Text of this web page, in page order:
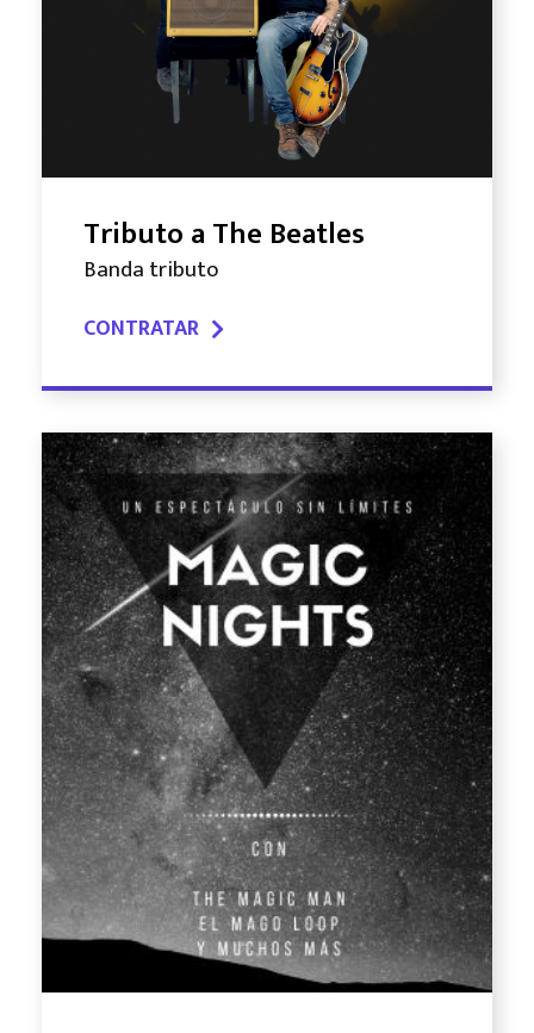
Tributo a The Beatles
Banda tributo
CONTRATAR